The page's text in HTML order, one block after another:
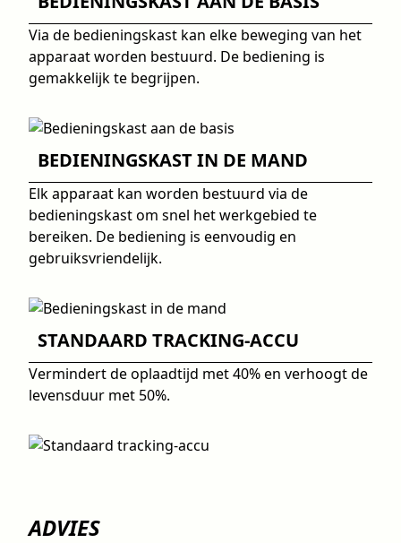
Via de bedieningskast kan elke beweging van het
apparaat worden bestuurd. De bediening is
gemakkelijk te begrijpen.
BEDIENINGSKAST IN DE MAND
Elk apparaat kan worden bestuurd via de
bedieningskast om snel het werkgebied te
bereiken. De bediening is eenvoudig en
gebruiksvriendelijk.
STANDAARD TRACKING-ACCU
Vermindert de oplaadtijd met 40% en verhoogt de
levensduur met 50%.
ADVIES